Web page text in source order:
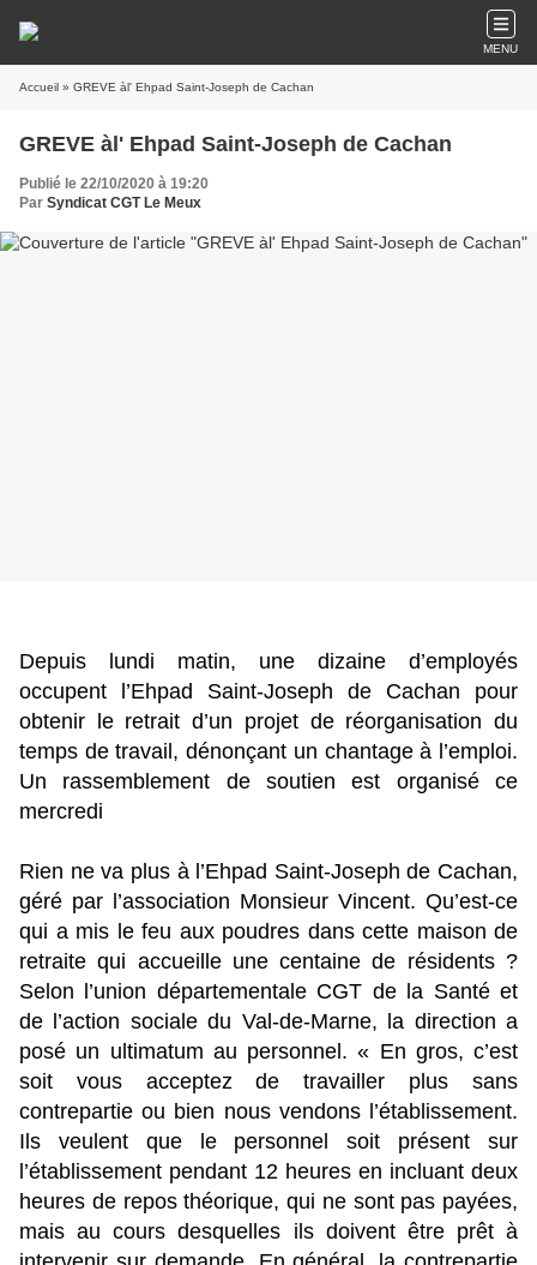
MENU
Accueil » GREVE àl' Ehpad Saint-Joseph de Cachan
GREVE àl' Ehpad Saint-Joseph de Cachan
Publié le 22/10/2020 à 19:20
Par Syndicat CGT Le Meux
Depuis lundi matin, une dizaine d’employés
occupent l’Ehpad Saint-Joseph de Cachan pour
obtenir le retrait d’un projet de réorganisation du
temps de travail, dénonçant un chantage à l’emploi.
Un rassemblement de soutien est organisé ce
mercredi
Rien ne va plus à l’Ehpad Saint-Joseph de Cachan,
géré par l’association Monsieur Vincent. Qu’est-ce
qui a mis le feu aux poudres dans cette maison de
retraite qui accueille une centaine de résidents ?
Selon l’union départementale CGT de la Santé et
de l’action sociale du Val-de-Marne, la direction a
posé un ultimatum au personnel. « En gros, c’est
soit vous acceptez de travailler plus sans
contrepartie ou bien nous vendons l’établissement.
Ils veulent que le personnel soit présent sur
l’établissement pendant 12 heures en incluant deux
heures de repos théorique, qui ne sont pas payées,
mais au cours desquelles ils doivent être prêt à